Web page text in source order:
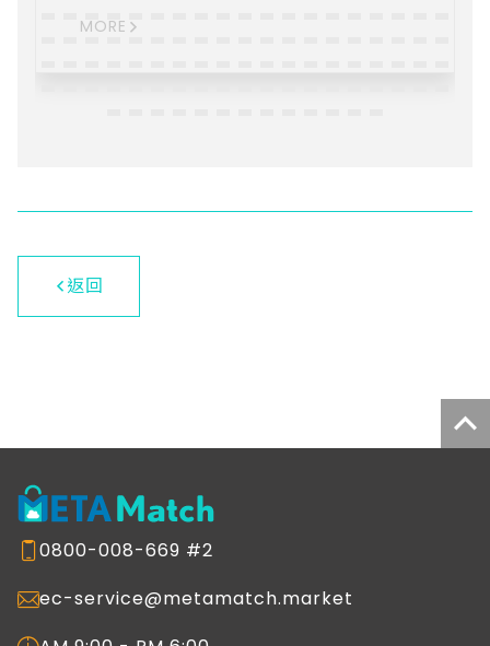
師像在實體診間看診一樣，患者也無須前往
方箋，民眾即可透過電子處方箋就近藥局領
訊系統中的視訊提供眾多功能，如螢幕截
圖、鏡頭縮放、螢幕分享、檔案上傳、文字
認為本人，提升視訊診療與個資安全性。 隨
療人員與民眾接受度提升，大世科運用遠距
醫療視訊系統打破醫院實體圍牆，有效降低
醫療成本、突破距離限制並提升醫療品質成
MORE
返回
0800-008-669 #2
ec-service@metamatch.market